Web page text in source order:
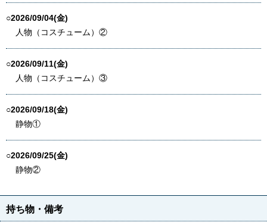
○2026/09/04(金)
人物（コスチューム）②
○2026/09/11(金)
人物（コスチューム）③
○2026/09/18(金)
静物①
○2026/09/25(金)
静物②
持ち物・備考